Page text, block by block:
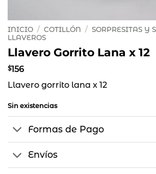
INICIO / COTILLÓN / SORPRESITAS Y
LLAVEROS
Llavero Gorrito Lana x 12
$156
Llavero gorrito lana x 12
Sin existencias
Formas de Pago
Envíos